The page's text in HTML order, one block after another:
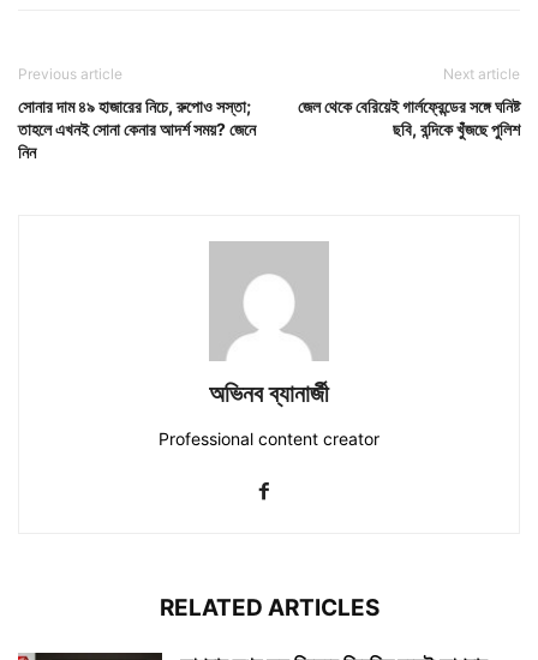
Previous article
সোনার দাম ৪৯ হাজারের নিচে, রুপোও সস্তা;
তাহলে এখনই সোনা কেনার আদর্শ সময়? জেনে
নিন
Next article
জেল থেকে বেরিয়েই গার্লফ্রেন্ডের সঙ্গে ঘনিষ্ট
ছবি, বন্দিকে খুঁজছে পুলিশ
অভিনব ব্যানার্জী
Professional content creator
RELATED ARTICLES